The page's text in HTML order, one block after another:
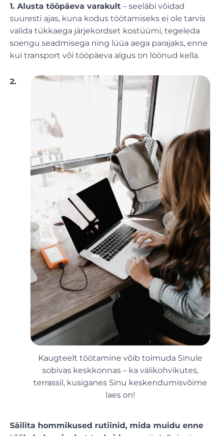
1. Alusta tööpäeva varakult – seeläbi võidad
suuresti ajas, kuna kodus töötamiseks ei ole tarvis
valida tükkaega järjekordset kostüümi, tegeleda
soengu seadmisega ning lüüa aega parajaks, enne
kui transport või tööpäeva algus on löönud kella.
Kaugteelt töötamine võib toimuda Sinule
sobivas keskkonnas – ka välikohvikutes,
terrassil, kusiganes Sinu keskendumisvõime
laes on!
2.
Säilita hommikused rutiinid, mida muidu enne